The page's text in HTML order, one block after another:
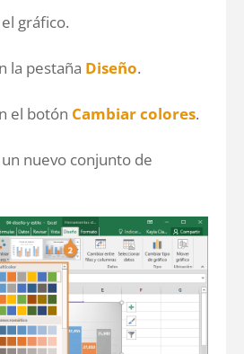
gráfico.
la pestaña Diseño.
el botón Cambiar colores.
nuevo conjunto de